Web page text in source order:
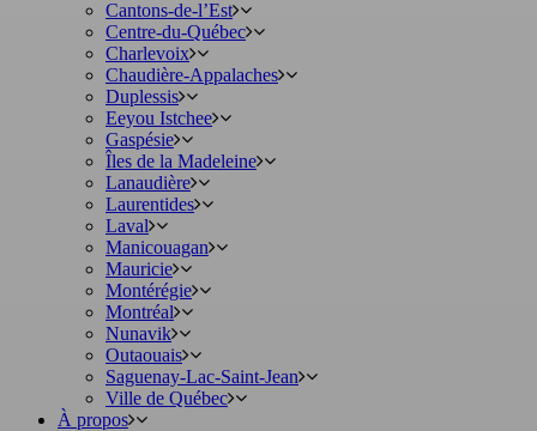
Cantons-de-l’Est
Centre-du-Québec
Charlevoix
Chaudière-Appalaches
Duplessis
Eeyou Istchee
Gaspésie
Îles de la Madeleine
Lanaudière
Laurentides
Laval
Manicouagan
Mauricie
Montérégie
Montréal
Nunavik
Outaouais
Saguenay-Lac-Saint-Jean
Ville de Québec
À propos